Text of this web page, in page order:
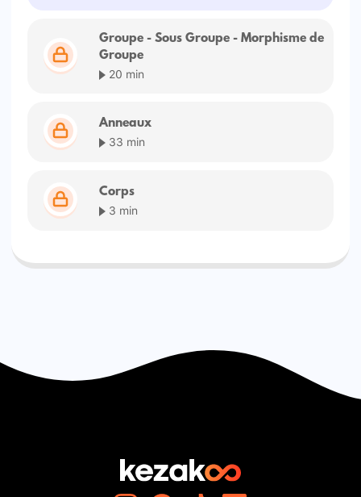
Groupe - Sous Groupe - Morphisme de
Groupe
20 min
Anneaux
33 min
Corps
3 min